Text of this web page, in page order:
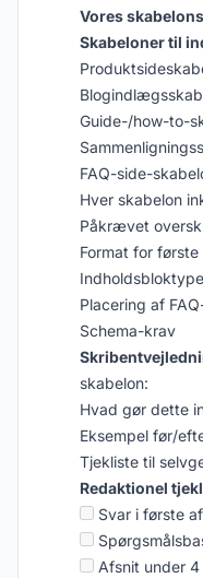
Vores
Skabeloner til
Guide-/how-to-
FAQ-side-
Hver skabelon
Påkrævet
Format for første
Placering af
Schema-krav
skabelon:
Hvad gør dette
Eksempel før/
Tjekliste til
Redaktionel
Svar i første
Afsnit under